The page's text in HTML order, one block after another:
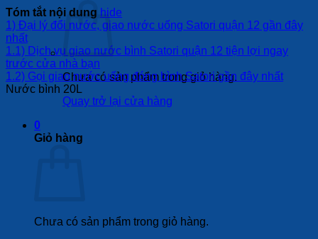
Chưa có sản phẩm trong giỏ hàng.
Quay trở lại cửa hàng
0
Giỏ hàng
Chưa có sản phẩm trong giỏ hàng.
Tóm tắt nội dung hide
1) Đại lý đổi nước, giao nước uống Satori quận 12 gần đây
nhất
1.1) Dịch vụ giao nước bình Satori quận 12 tiện lợi ngay
trước cửa nhà bạn
1.2) Gọi giao nước uống đóng bình Satori gần đây nhất
Nước bình 20L